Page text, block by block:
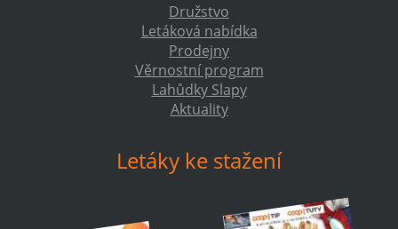
Družstvo
Letáková nabídka
Prodejny
Věrnostní program
Lahůdky Slapy
Aktuality
Letáky ke stažení